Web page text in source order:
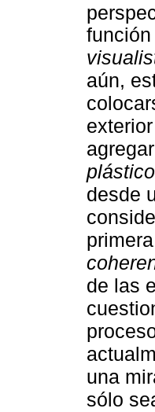
aún,
plástico
desde
de las
una
sólo